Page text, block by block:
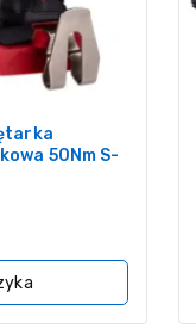
50Nm S-